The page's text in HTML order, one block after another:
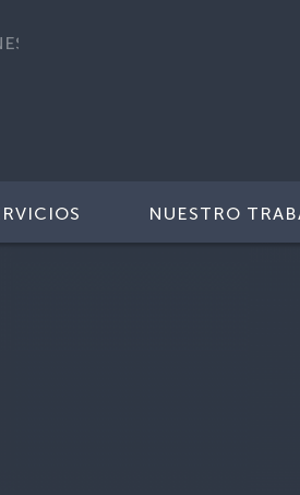
NUESTRO